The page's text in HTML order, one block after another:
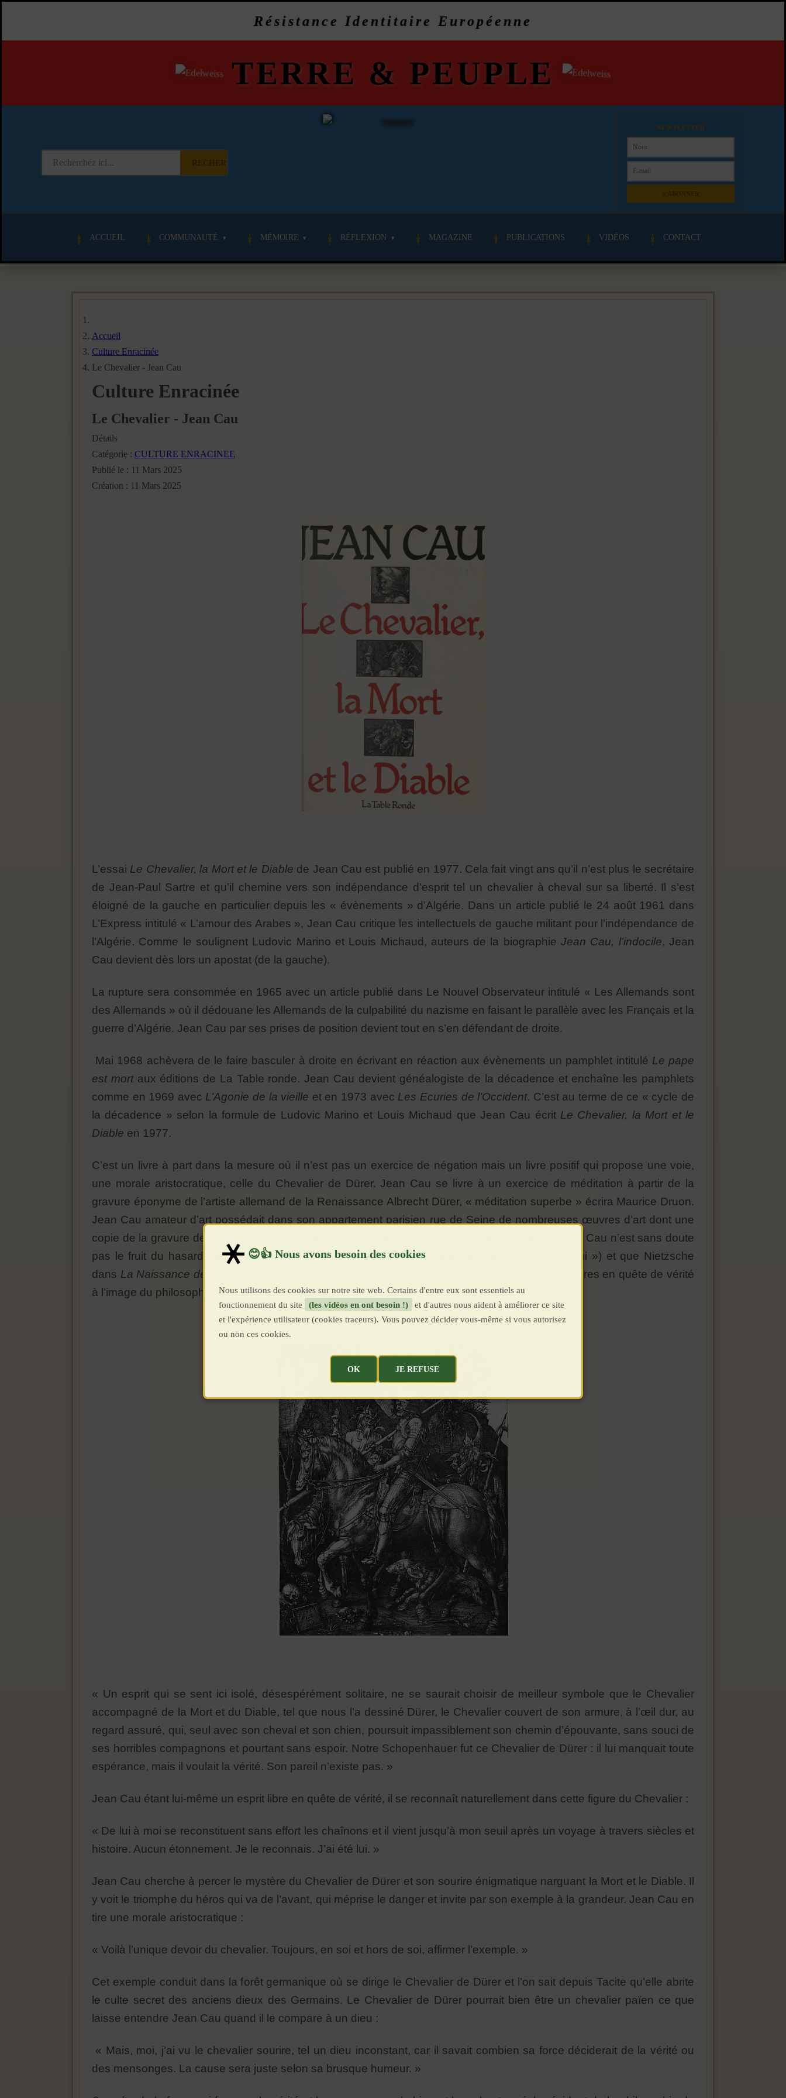
Résistance Identitaire Européenne
TERRE & PEUPLE
NEWSLETTER
ACCUEIL COMMUNAUTÉ MÉMOIRE RÉFLEXION MAGAZINE PUBLICATIONS VIDÉOS CONTACT
Accueil
Culture Enracinée
Le Chevalier - Jean Cau
Culture Enracinée
Le Chevalier - Jean Cau
Détails
Catégorie : CULTURE ENRACINEE
Publié le : 11 Mars 2025
Création : 11 Mars 2025
L’essai Le Chevalier, la Mort et le Diable de Jean Cau est publié en 1977. Cela fait vingt ans qu’il n’est plus le secrétaire
de Jean-Paul Sartre et qu’il chemine vers son indépendance d’esprit tel un chevalier à cheval sur sa liberté. Il s’est
éloigné de la gauche en particulier depuis les « évènements » d’Algérie. Dans un article publié le 24 août 1961 dans
L’Express intitulé « L’amour des Arabes », Jean Cau critique les intellectuels de gauche militant pour l’indépendance de
l’Algérie. Comme le soulignent Ludovic Marino et Louis Michaud, auteurs de la biographieJean Cau, l’indocile, Jean
Cau devient dès lors un apostat (de la gauche).
La rupture sera consommée en 1965 avec un article publié dans Le Nouvel Observateur intitulé « Les Allemands sont
des Allemands » où il dédouane les Allemands de la culpabilité du nazisme en faisant le parallèle avec les Français et la
guerre d’Algérie. Jean Cau par ses prises de position devient tout en s’en défendant de droite.
Mai 1968 achèvera de le faire basculer à droite en écrivant en réaction aux évènements un pamphlet intitulé Le pape
est mortaux éditions de La Table ronde. Jean Cau devient généalogiste de la décadence et enchaîne les pamphlets
comme en 1969 avec L’Agonie de la vieille et en 1973 avec Les Ecuries de l’Occident. C’est au terme de ce « cycle de
la décadence » selon la formule de Ludovic Marino et Louis Michaud que Jean Cau écrit Le Chevalier, la Mort et le
Diable en 1977.
C’est un livre à part dans la mesure où il n’est pas un exercice de négation mais un livre positif qui propose une voie,
une morale aristocratique, celle du Chevalier de Dürer. Jean Cau se livre à un exercice de méditation à partir de la
gravure éponyme de l’artiste allemand de la Renaissance Albrecht Dürer, « méditation superbe » écrira Maurice Druon.
Jean Cau amateur d’art possédait dans son appartement parisien rue de Seine de nombreuses œuvres d’art dont une
copie de la gravure de Dürer
. Le choix de cette œuvre par Jean Cau n’est sans doute
pas le fruit du hasard sachant que Jean Cau était nietzschéen (il appelait Nietzsche « son ami ») et que Nietzsche
dans La Naissance de la tragédie
décrit la gravure de Dürer comme le symbole des esprits solitaires en quête de vérité
à l’image du philosophe Schopenhauer :
« Un esprit qui se sent ici isolé, désespérément solitaire, ne se saurait choisir de meilleur symbole que le Chevalier
accompagné de la Mort et du Diable, tel que nous l’a dessiné Dürer, le Chevalier couvert de son armure, à l’œil dur, au
regard assuré, qui, seul avec son cheval et son chien, poursuit impassiblement son chemin d’épouvante, sans souci de
ses horribles compagnons et pourtant sans espoir. Notre Schopenhauer fut ce Chevalier de Dürer : il lui manquait toute
espérance, mais il voulait la vérité. Son pareil n’existe pas. »
Jean Cau étant lui-même un esprit libre en quête de vérité, il se reconnaît naturellement dans cette figure du Chevalier :
« De lui à moi se reconstituent sans effort les chaînons et il vient jusqu’à mon seuil après un voyage à travers siècles et
histoire. Aucun étonnement. Je le reconnais. J’ai été lui. »
Jean Cau cherche à percer le mystère du Chevalier de Dürer et son sourire énigmatique narguant la Mort et le Diable. Il
y voit le triomphe du héros qui va de l’avant, qui méprise le danger et invite par son exemple à la grandeur. Jean Cau en
tire une morale aristocratique :
« Voilà l’unique devoir du chevalier. Toujours, en soi et hors de soi, affirmer l’exemple. »
Cet exemple conduit dans la forêt germanique où se dirige le Chevalier de Dürer et l’on sait depuis Tacite qu’elle abrite
le culte secret des anciens dieux des Germains. Le Chevalier de Dürer pourrait bien être un chevalier païen ce que
laisse entendre Jean Cau quand il le compare à un dieu :
« Mais, moi, j’ai vu le chevalier sourire, tel un dieu inconstant, car il savait combien sa force déciderait de la vérité ou
des mensonges. La cause sera juste selon sa brusque humeur. »
Nous utilisons des cookies sur notre site web. Certains d'entre eux sont essentiels au
fonctionnement du site
(les vidéos en ont besoin !)
et d'autres nous aident à améliorer ce site
et l'expérience utilisateur (cookies traceurs). Vous pouvez décider vous-même si vous autorisez
ou non ces cookies.
OK JE REFUSE